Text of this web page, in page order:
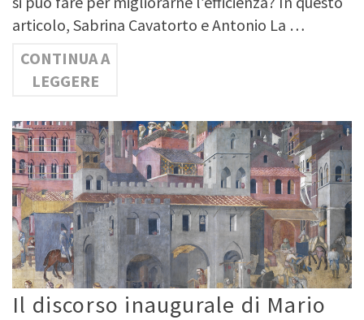
articolo, Sabrina Cavatorto e Antonio La …
CONTINUA A
LEGGERE
Il discorso inaugurale di Mario